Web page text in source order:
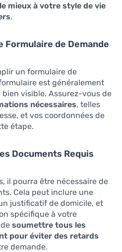
mieux à votre style de vie
.
Formulaire de Demande
un formulaire de
est généralement
visible. Assurez-vous de
nécessaires, telles
et vos coordonnées de
étape.
Documents Requis
il pourra être nécessaire de
Cela peut inclure une
justificatif de domicile, et
spécifique à votre
soumettre tous les
pour éviter des retards
demande.